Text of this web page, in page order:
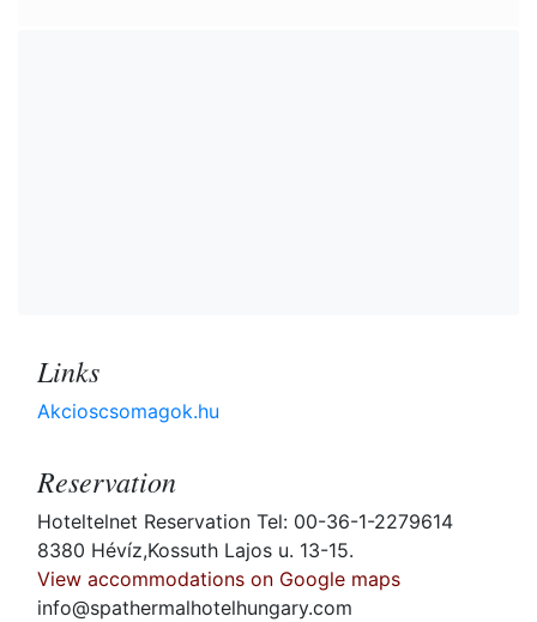
Links
Akcioscsomagok.hu
Reservation
Hoteltelnet Reservation Tel: 00-36-1-2279614
8380 Hévíz,Kossuth Lajos u. 13-15.
View accommodations on Google maps
info@spathermalhotelhungary.com